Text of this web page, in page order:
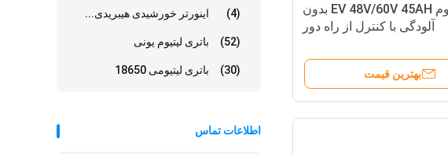
اینورتر خورشیدی هیبریدی... (4)
باتری لیتیوم یونی (52)
باتری لیتیومی 18650 (30)
اطلاعات تماس
باتری لیتیوم EV 48V/60V 45AH بدون
آلودگی با کنترل از راه دور
بهترین قیمت